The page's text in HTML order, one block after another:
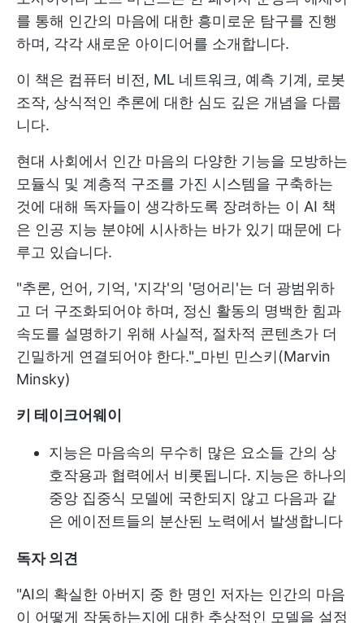
를 통해 인간의 마음에 대한 흥미로운 탐구를 진행
하며, 각각 새로운 아이디어를 소개합니다.
이 책은 컴퓨터 비전, ML 네트워크, 예측 기계, 로봇
조작, 상식적인 추론에 대한 심도 깊은 개념을 다룹
니다.
현대 사회에서 인간 마음의 다양한 기능을 모방하는
모듈식 및 계층적 구조를 가진 시스템을 구축하는
것에 대해 독자들이 생각하도록 장려하는 이 AI 책
은 인공 지능 분야에 시사하는 바가 있기 때문에 다
루고 있습니다.
"추론, 언어, 기억, '지각'의 '덩어리'는 더 광범위하
고 더 구조화되어야 하며, 정신 활동의 명백한 힘과
속도를 설명하기 위해 사실적, 절차적 콘텐츠가 더
긴밀하게 연결되어야 한다."_마빈 민스키(Marvin
Minsky)
키 테이크어웨이
지능은 마음속의 무수히 많은 요소들 간의 상
호작용과 협력에서 비롯됩니다. 지능은 하나의
중앙 집중식 모델에 국한되지 않고 다음과 같
은 에이전트들의 분산된 노력에서 발생합니다
독자 의견
"AI의 확실한 아버지 중 한 명인 저자는 인간의 마음
이 어떻게 작동하는지에 대한 추상적인 모델을 설정